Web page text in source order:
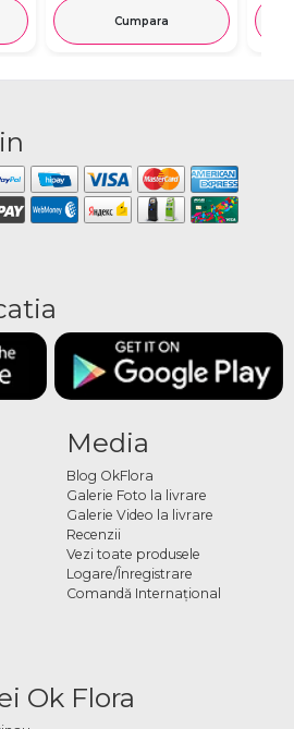
Cumpara
Media
Blog OkFlora
Galerie Foto la livrare
Galerie Video la livrare
Recenzii
Vezi toate produsele
Logare/Înregistrare
Comandă Internațional
Ok Flora